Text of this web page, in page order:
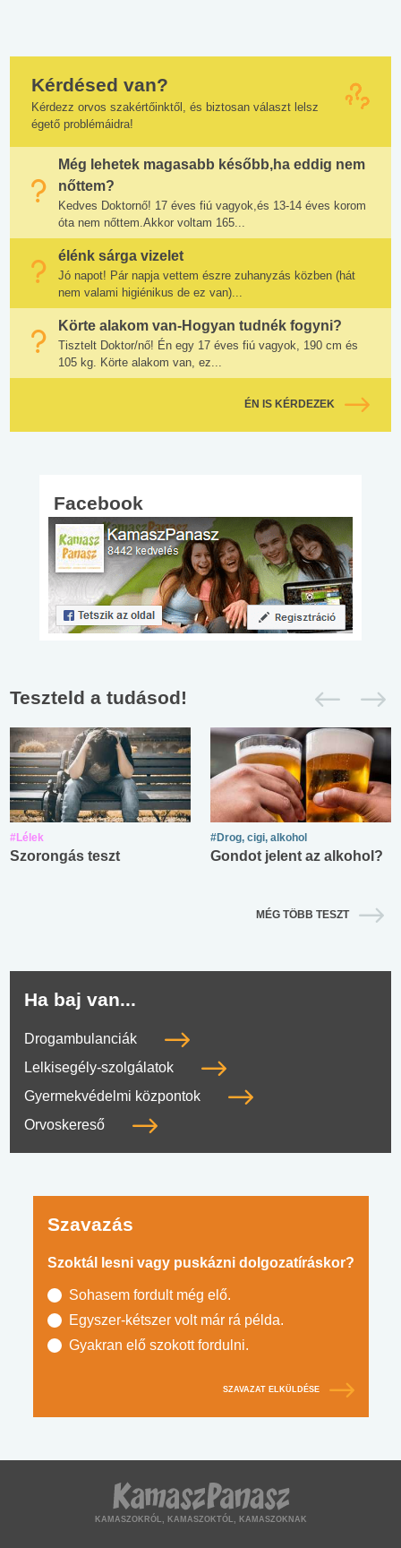
Kérdésed van?
Kérdezz orvos szakértőinktől, és biztosan választ lelsz
égető problémáidra!
Még lehetek magasabb később,ha eddig nem
nőttem?
Kedves Doktornő! 17 éves fiú vagyok,és 13-14 éves korom
óta nem nőttem.Akkor voltam 165...
élénk sárga vizelet
Jó napot! Pár napja vettem észre zuhanyzás közben (hát
nem valami higiénikus de ez van)...
Körte alakom van-Hogyan tudnék fogyni?
Tisztelt Doktor/nő! Én egy 17 éves fiú vagyok, 190 cm és
105 kg. Körte alakom van, ez...
ÉN IS KÉRDEZEK
Facebook
Teszteld a tudásod!
#Lélek
Szorongás teszt
#Drog, cigi, alkohol
Gondot jelent az alkohol?
MÉG TÖBB TESZT
Ha baj van...
Drogambulanciák
Lelkisegély-szolgálatok
Gyermekvédelmi központok
Orvoskereső
Szavazás
Szoktál lesni vagy puskázni dolgozatíráskor?
Sohasem fordult még elő.
Egyszer-kétszer volt már rá példa.
Gyakran elő szokott fordulni.
SZAVAZAT ELKÜLDÉSE
KAMASZOKRÓL, KAMASZOKTÓL, KAMASZOKNAK